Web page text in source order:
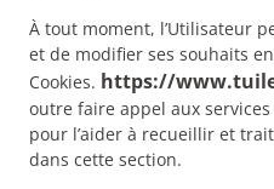
À tout moment, l’Utilisateur
et de modifier ses souhaits
Cookies. https://
outre faire appel aux
pour l’aider à recueillir et
dans cette section.